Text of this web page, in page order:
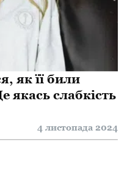
як її били
якась слабкість
4 листопада 2024